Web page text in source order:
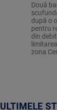
Două
după o
pentru
din
zona
ULTIMELE